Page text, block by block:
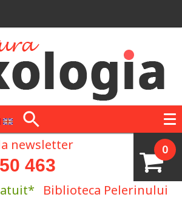
0
newsletter
463
Biblioteca Pelerinului